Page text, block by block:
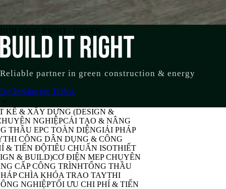
BUILDING RIGHT - GREE
Reliable partner in green construction & energy
Dự ánNăng lực TONA
& XÂY DỰNG (DESIGN &
NGHIỆPCẢI TẠO & NÂNG
EPC TOÀN DIỆNGIẢI PHÁP
CÔNG DÂN DỤNG & CÔNG
ĐỘTIÊU CHUẨN ISO THIẾT
& BUILD)CƠ ĐIỆN MEP CHUYÊN
CÔNG TRÌNHTỔNG THẦU
CHÌA KHÓA TRAO TAYTHI
NGHIỆPTỐI ƯU CHI PHÍ & TIẾN